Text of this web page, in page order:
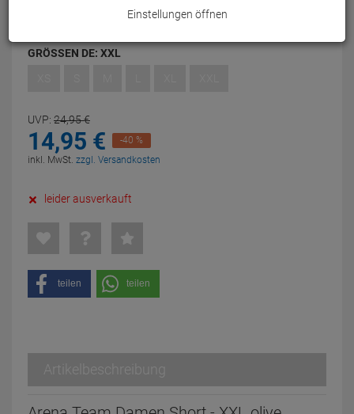
GRÖSSEN DE: XXL
UVP: 24,95€
14,95 €
-40 %
inkl. MwSt. zzgl. Versandkosten
leider ausverkauft
teilen teilen
Artikelbeschreibung
Einstellungen öffnen